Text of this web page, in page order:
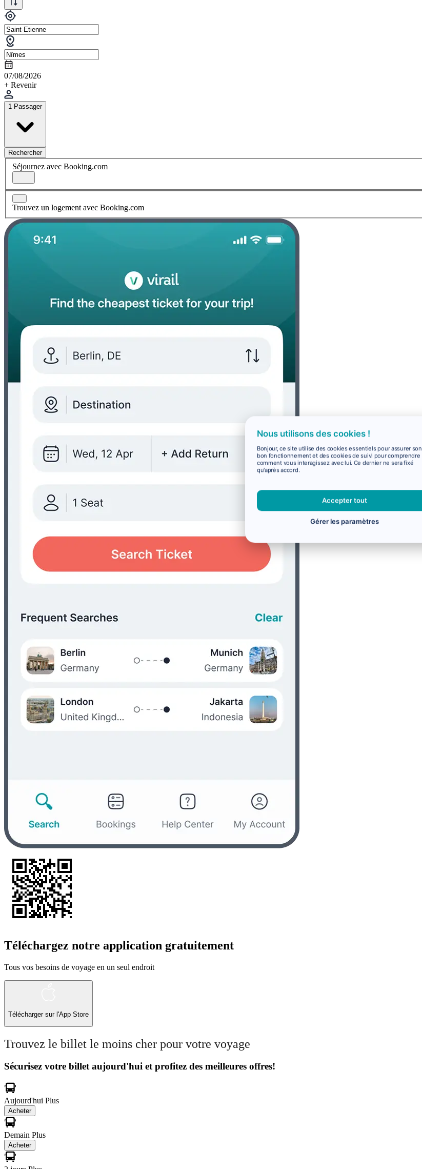
07/08/2026
+ Revenir
1 Passager
Rechercher
Séjournez avec Booking.com
Trouvez un logement avec Booking.com
Téléchargez notre application gratuitement
Tous vos besoins de voyage en un seul endroit
Télécharger sur l'App Store
Trouvez le billet le moins cher pour votre voyage
Sécurisez votre billet aujourd'hui et profitez des meilleures offres!
Aujourd'hui Plus
Acheter
Demain Plus
Acheter
Nous utilisons des cookies !
Bonjour, ce site utilise des cookies essentiels pour assurer son
bon fonctionnement et des cookies de suivi pour comprendre
comment vous interagissez avec lui. Ce dernier ne sera fixé
qu'après accord.
Accepter tout
Gérer les paramètres